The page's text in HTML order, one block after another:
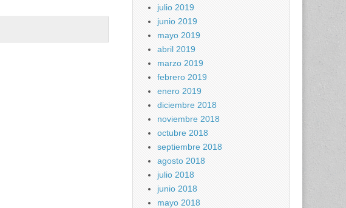
julio 2019
junio 2019
mayo 2019
abril 2019
marzo 2019
febrero 2019
enero 2019
diciembre 2018
noviembre 2018
octubre 2018
septiembre 2018
agosto 2018
julio 2018
junio 2018
mayo 2018